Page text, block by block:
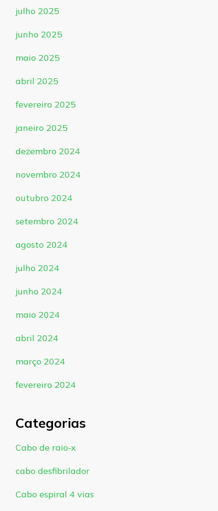
julho 2025
junho 2025
maio 2025
abril 2025
fevereiro 2025
janeiro 2025
dezembro 2024
novembro 2024
outubro 2024
setembro 2024
agosto 2024
julho 2024
junho 2024
maio 2024
abril 2024
março 2024
fevereiro 2024
Categorias
Cabo de raio-x
cabo desfibrilador
Cabo espiral 4 vias